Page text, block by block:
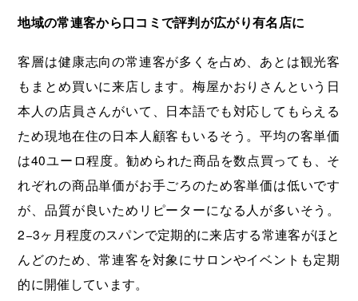
地域の常連客から口コミで評判が広がり有名店に
客層は健康志向の常連客が多くを占め、あとは観光客
もまとめ買いに来店します。梅屋かおりさんという日
本人の店員さんがいて、日本語でも対応してもらえる
ため現地在住の日本人顧客もいるそう。平均の客単価
は40ユーロ程度。勧められた商品を数点買っても、そ
れぞれの商品単価がお手ごろのため客単価は低いです
が、品質が良いためリピーターになる人が多いそう。
2−3ヶ月程度のスパンで定期的に来店する常連客がほと
んどのため、常連客を対象にサロンやイベントも定期
的に開催しています。